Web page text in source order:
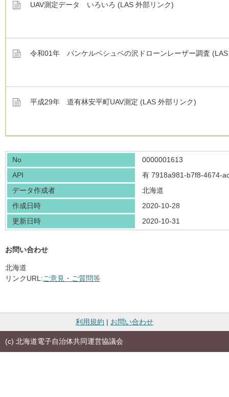
UAV測定データ いろいろ (LAS 外部リンク)
令和01年 パンケルベシュベの沢ドローンレーザー調査
平成29年 道有林安平町UAV測定 (LAS 外部リンク)
No
0000001613
API
有 7918a981-b7f8-4674-
データ作成者
北海道
作成日時
2020-10-28
更新日時
2020-10-31
お問い合わせ
北海道
リンクURL:ご意見・ご質問等
利用規約 | お問い合わせ
(c) 北海道電子自治体共同運営協議会